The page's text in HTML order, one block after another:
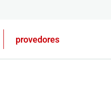
provedores